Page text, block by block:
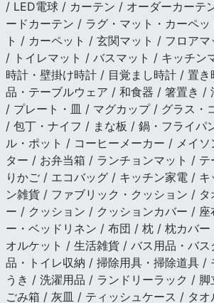
/ LED電球 / カーテン / オーダーカーテ
ードカーテン / ラグ・マット・カーペ
ト / カーペット / 玄関マット / フロアマ
/ トイレマット / バスマット / キッチン
時計・壁掛け時計 / 目覚まし時計 / 置
品・テーブルウェア / 和食器 / 箸置き /
/ プレート・皿 / マグカップ / グラス・
/ 包丁・ナイフ / まな板 / 鍋・フライパ
ル・ポット / コーヒーメーカー / メイ
ター / お弁当箱 / ランチョンマット /
りかご / エコバッグ / キッチン家電 / キ
ン雑貨 / ファブリック・クッション /
ー / クッション / クッションカバー /
ー・ベッドリネン / 布団 / 枕 / 枕カバー
オルケット / 生活雑貨 / バス用品・バ
品・トイレ収納 / 掃除用具・掃除道具 /
うき / 洗濯用品 / ランドリーラック / 脚
ごみ箱 / 灰皿 / ティッシュケース / タ